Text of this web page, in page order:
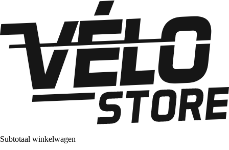
Subtotaal winkelwagen